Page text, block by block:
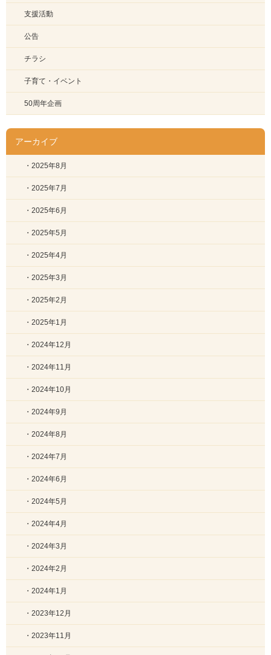
支援活動
公告
チラシ
子育て・イベント
50周年企画
アーカイブ
・2025年8月
・2025年7月
・2025年6月
・2025年5月
・2025年4月
・2025年3月
・2025年2月
・2025年1月
・2024年12月
・2024年11月
・2024年10月
・2024年9月
・2024年8月
・2024年7月
・2024年6月
・2024年5月
・2024年4月
・2024年3月
・2024年2月
・2024年1月
・2023年12月
・2023年11月